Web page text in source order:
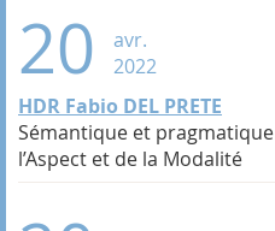
20
avr.
2022
HDR Fabio DEL PRETE
Sémantique et
l’Aspect et de la Modalité